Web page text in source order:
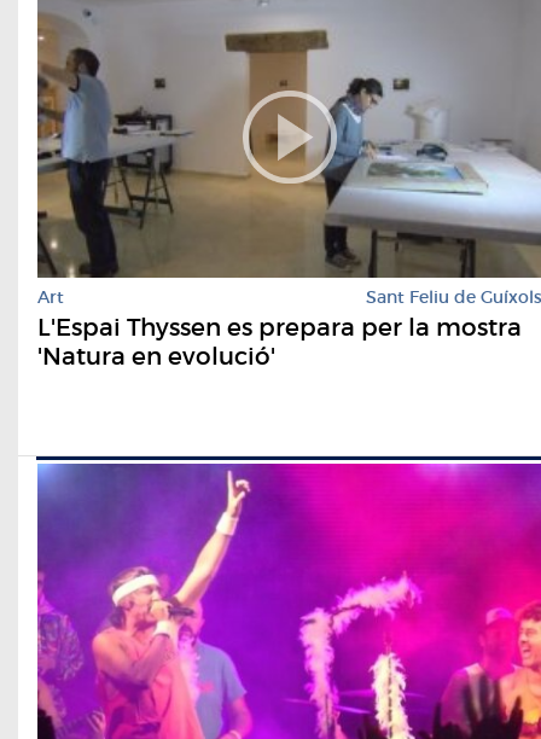
Art Sant Feliu de Guíxols
L'Espai Thyssen es prepara per la mostra
'Natura en evolució'